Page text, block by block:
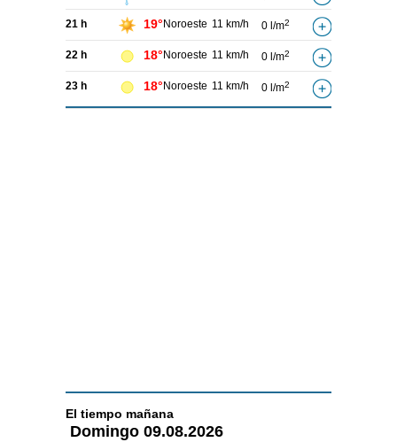
21 h 19° Noroeste 11 km/h 0 l/m2
22 h 18° Noroeste 11 km/h 0 l/m2
23 h 18° Noroeste 11 km/h 0 l/m2
El tiempo mañana
Domingo 09.08.2026